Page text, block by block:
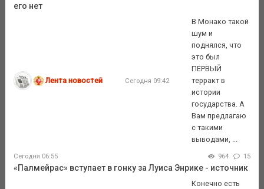
его нет
Лента новостей Сегодня 09:42
В Монако такой
шум и
поднялся, что
это был
ПЕРВЫЙ
терракт в
истории
государства. А
Вам предлагаю
с такими
выводами, ...
Сегодня 06:55 964 15
«Палмейрас» вступает в гонку за Луиса Энрике - источник
Конечно есть